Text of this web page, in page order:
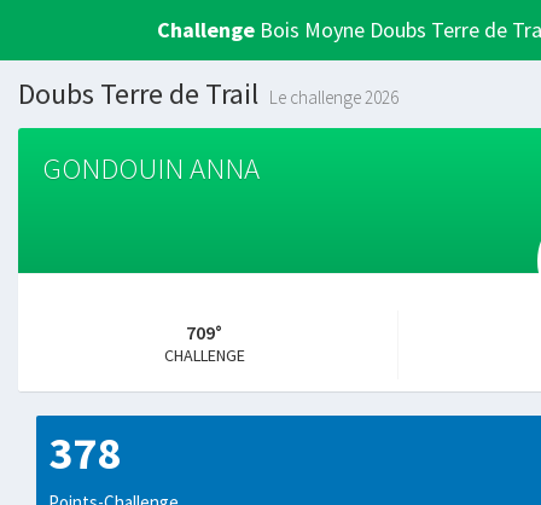
Challenge Bois Moyne Doubs Terre de
Doubs Terre de Trail Le challenge 2026
GONDOUIN ANNA
709°
CHALLENGE
378